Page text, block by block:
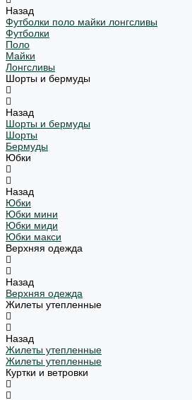
Назад
Футболки поло майки лонгсливы
Футболки
Поло
Майки
Лонгсливы
Шорты и бермуды
Назад
Шорты и бермуды
Шорты
Бермуды
Юбки
Назад
Юбки
Юбки мини
Юбки миди
Юбки макси
Верхняя одежда
Назад
Верхняя одежда
Жилеты утепленные
Назад
Жилеты утепленные
Жилеты утепленные
Куртки и ветровки